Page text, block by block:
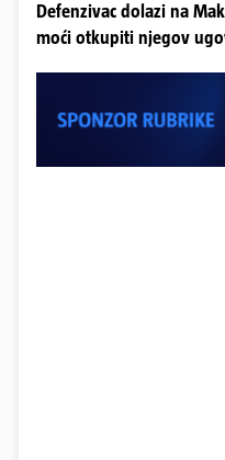
Defenzivac dolazi na
moći otkupiti njegov